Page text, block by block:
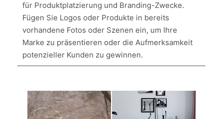
für Produktplatzierung und Branding-Zwecke.
Fügen Sie Logos oder Produkte in bereits
vorhandene Fotos oder Szenen ein, um Ihre
Marke zu präsentieren oder die Aufmerksamkeit
potenzieller Kunden zu gewinnen.